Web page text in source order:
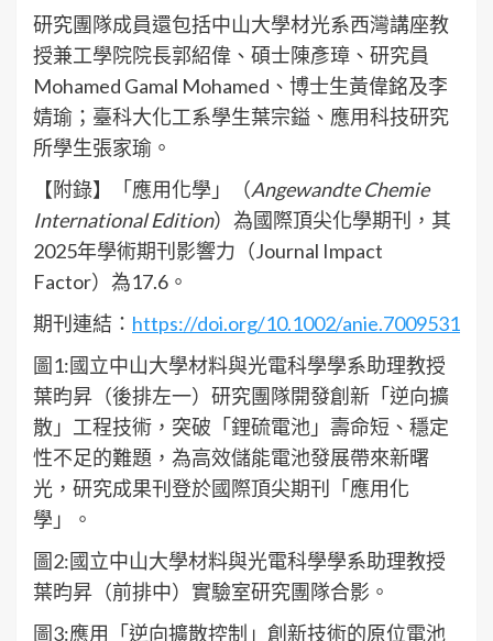
研究團隊成員還包括中山大學材光系西灣講座教
授兼工學院院長郭紹偉、碩士陳彥璋、研究員
Mohamed Gamal Mohamed、博士生黃偉銘及李
婧瑜；臺科大化工系學生葉宗鎰、應用科技研究
所學生張家瑜。
【附錄】「應用化學」（Angewandte Chemie
International Edition）為國際頂尖化學期刊，其
2025年學術期刊影響力（Journal Impact
Factor）為17.6。
期刊連結： https://doi.org/10.1002/anie.7009531
圖1:國立中山大學材料與光電科學學系助理教授
葉昀昇（後排左一）研究團隊開發創新「逆向擴
散」工程技術，突破「鋰硫電池」壽命短、穩定
性不足的難題，為高效儲能電池發展帶來新曙
光，研究成果刊登於國際頂尖期刊「應用化
學」。
圖2:國立中山大學材料與光電科學學系助理教授
葉昀昇（前排中）實驗室研究團隊合影。
圖3:應用「逆向擴散控制」創新技術的原位電池